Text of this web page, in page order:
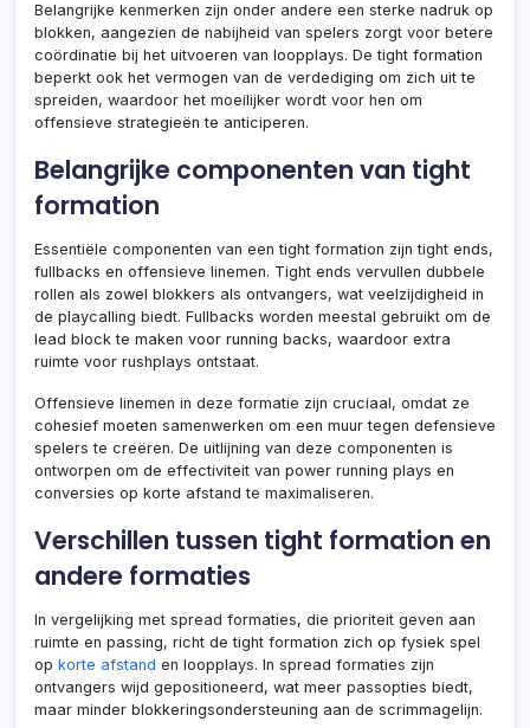
Belangrijke kenmerken zijn onder andere een sterke nadruk op
blokken, aangezien de nabijheid van spelers zorgt voor betere
coördinatie bij het uitvoeren van loopplays. De tight formation
beperkt ook het vermogen van de verdediging om zich uit te
spreiden, waardoor het moeilijker wordt voor hen om
offensieve strategieën te anticiperen.
Belangrijke componenten van tight
formation
Essentiële componenten van een tight formation zijn tight ends,
fullbacks en offensieve linemen. Tight ends vervullen dubbele
rollen als zowel blokkers als ontvangers, wat veelzijdigheid in
de playcalling biedt. Fullbacks worden meestal gebruikt om de
lead block te maken voor running backs, waardoor extra
ruimte voor rushplays ontstaat.
Offensieve linemen in deze formatie zijn cruciaal, omdat ze
cohesief moeten samenwerken om een muur tegen defensieve
spelers te creëren. De uitlijning van deze componenten is
ontworpen om de effectiviteit van power running plays en
conversies op korte afstand te maximaliseren.
Verschillen tussen tight formation en
andere formaties
In vergelijking met spread formaties, die prioriteit geven aan
ruimte en passing, richt de tight formation zich op fysiek spel
op korte afstand en loopplays. In spread formaties zijn
ontvangers wijd gepositioneerd, wat meer passopties biedt,
maar minder blokkeringsondersteuning aan de scrimmagelijn.